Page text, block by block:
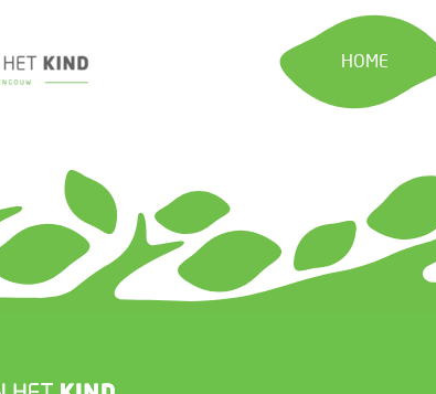
HOME